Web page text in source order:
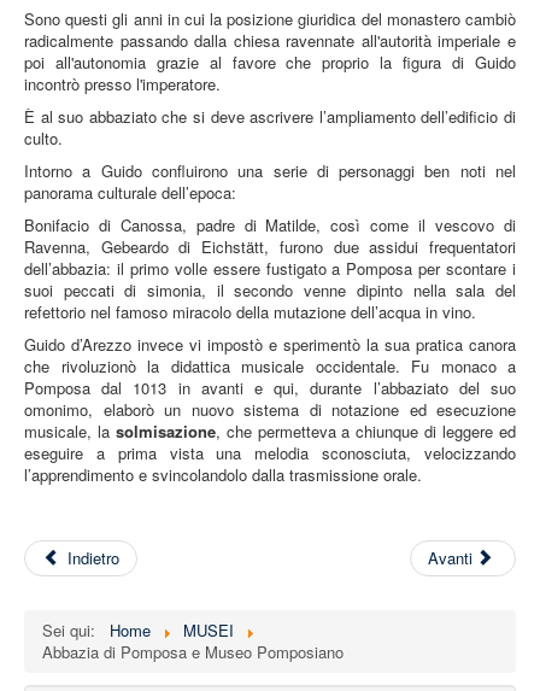
Sono questi gli anni in cui la posizione giuridica del monastero cambiò
radicalmente passando dalla chiesa ravennate all'autorità imperiale e
poi all'autonomia grazie al favore che proprio la figura di Guido
incontrò presso l'imperatore.
È al suo abbaziato che si deve ascrivere l’ampliamento dell’edificio di
culto.
Intorno a Guido confluirono una serie di personaggi ben noti nel
panorama culturale dell’epoca:
Bonifacio di Canossa, padre di Matilde, così come il vescovo di
Ravenna, Gebeardo di Eichstätt, furono due assidui frequentatori
dell’abbazia: il primo volle essere fustigato a Pomposa per scontare i
suoi peccati di simonia, il secondo venne dipinto nella sala del
refettorio nel famoso miracolo della mutazione dell’acqua in vino.
Guido d’Arezzo invece vi impostò e sperimentò la sua pratica canora
che rivoluzionò la didattica musicale occidentale. Fu monaco a
Pomposa dal 1013 in avanti e qui, durante l’abbaziato del suo
omonimo, elaborò un nuovo sistema di notazione ed esecuzione
musicale, la solmisazione, che permetteva a chiunque di leggere ed
eseguire a prima vista una melodia sconosciuta, velocizzando
l’apprendimento e svincolandolo dalla trasmissione orale.
Indietro Avanti
Sei qui: Home
MUSEI
Abbazia di Pomposa e Museo Pomposiano